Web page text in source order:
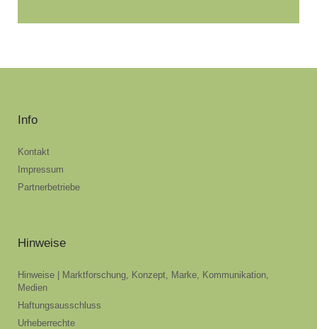
Info
Kontakt
Impressum
Partnerbetriebe
Hinweise
Hinweise | Marktforschung, Konzept, Marke, Kommunikation,
Medien
Haftungsausschluss
Urheberrechte